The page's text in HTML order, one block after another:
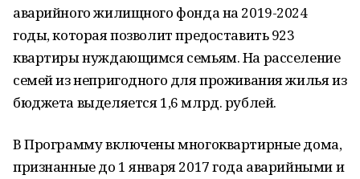
аварийного жилищного фонда на 2019-2024
годы, которая позволит предоставить 923
квартиры нуждающимся семьям. На расселение
семей из непригодного для проживания жилья из
бюджета выделяется 1,6 млрд. рублей.
В Программу включены многоквартирные дома,
признанные до 1 января 2017 года аварийными и